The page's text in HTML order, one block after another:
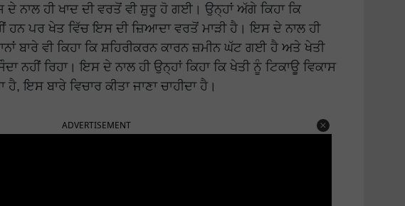
ਨਾਲ ਹੀ ਖਾਦ ਦੀ ਵਰਤੋਂ ਵੀ ਸ਼ੁਰੂ ਹੋ ਗਈ। ਉਨ੍ਹਾਂ ਅੱਗੇ ਕਿਹਾ ਕਿ
ਹਨ ਪਰ ਖੇਤ ਵਿੱਚ ਇਸ ਦੀ ਜ਼ਿਆਦਾ ਵਰਤੋਂ ਮਾੜੀ ਹੈ। ਇਸ ਦੇ ਨਾਲ ਹੀ
ਬਾਰੇ ਵੀ ਕਿਹਾ ਕਿ ਸ਼ਹਿਰੀਕਰਨ ਕਾਰਨ ਜ਼ਮੀਨ ਘੱਟ ਗਈ ਹੈ ਅਤੇ ਖੇਤੀ
ਨਹੀਂ ਰਿਹਾ। ਇਸ ਦੇ ਨਾਲ ਹੀ ਉਨ੍ਹਾਂ ਕਿਹਾ ਕਿ ਖੇਤੀ ਨੂੰ ਟਿਕਾਊ ਵਿਕਾਸ
ਇਸ ਬਾਰੇ ਵਿਚਾਰ ਕੀਤਾ ਜਾਣਾ ਚਾਹੀਦਾ ਹੈ।
ADVERTISEMENT